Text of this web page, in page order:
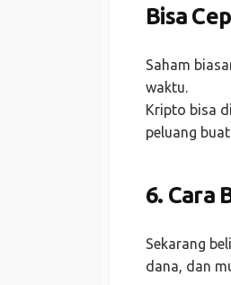
Bisa
Saham
waktu.
Kripto bisa
peluang
6. Cara
Sekarang
dana, dan